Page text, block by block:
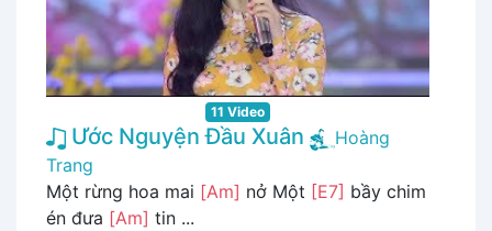
11 Video
Ước Nguyện Đầu Xuân
Hoàng
Trang
Một rừng hoa mai [Am] nở Một [E7] bầy chim
én đưa [Am] tin ...